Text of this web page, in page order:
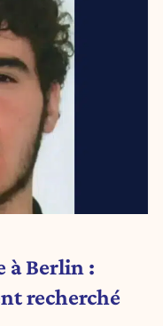
à Berlin :
recherché